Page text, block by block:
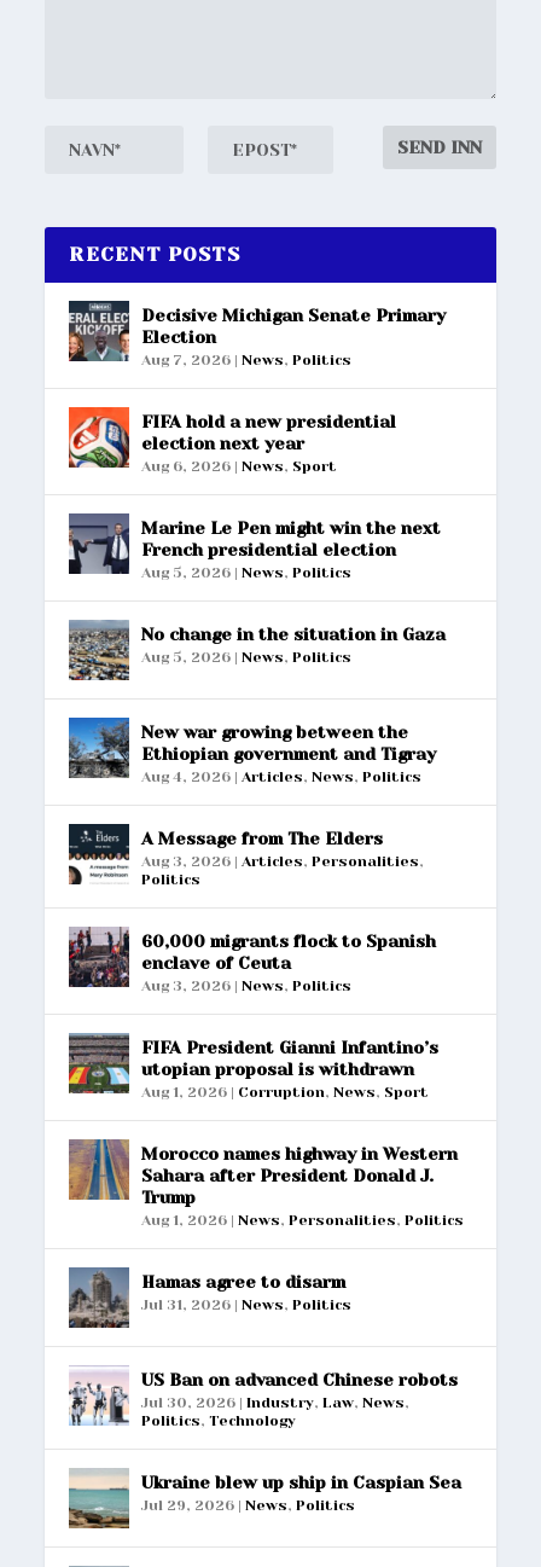
RECENT POSTS
Decisive Michigan Senate Primary
Election
Aug 7, 2026 |News,Politics
FIFA hold a new presidential
election next year
Aug 6, 2026 |News, Sport
Marine Le Pen might win the next
French presidential election
Aug 5, 2026 |News,Politics
No change in the situation in Gaza
Aug 5, 2026 |News,Politics
New war growing between the
Ethiopian government and Tigray
Aug 4, 2026 | Articles,News,Politics
A Message from The Elders
Aug 3, 2026 | Articles,Personalities,
Politics
60,000 migrants flock to Spanish
enclave of Ceuta
Aug 3, 2026 |News,Politics
FIFA President Gianni Infantino’s
utopian proposal is withdrawn
Aug 1, 2026 | Corruption,News, Sport
Morocco names highway in Western
Sahara after President Donald J.
Trump
Aug 1, 2026 |News,Personalities,Politics
Hamas agree to disarm
Jul 31, 2026 |News,Politics
US Ban on advanced Chinese robots
Jul 30, 2026 |Industry,Law,News,
Politics,Technology
Ukraine blew up ship in Caspian Sea
Jul 29, 2026 |News,Politics